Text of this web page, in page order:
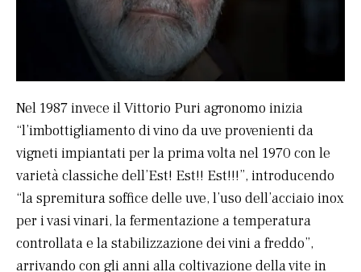
Nel 1987 invece il Vittorio Puri agronomo inizia
“l’imbottigliamento di vino da uve provenienti da
vigneti impiantati per la prima volta nel 1970 con le
varietà classiche dell’Est! Est!! Est!!!”, introducendo
“la spremitura soffice delle uve, l’uso dell’acciaio inox
per i vasi vinari, la fermentazione a temperatura
controllata e la stabilizzazione dei vini a freddo”,
arrivando con gli anni alla coltivazione della vite in